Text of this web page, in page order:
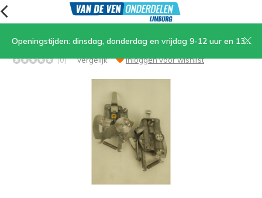
Openingstijden: dinsdag, donderdag en vrijdag 9-12 uur en 13.30-17 uur, zaterdag 9-12 uur
Carburateur 6.5 mm
(0) Vergelijk Inloggen voor wishlist